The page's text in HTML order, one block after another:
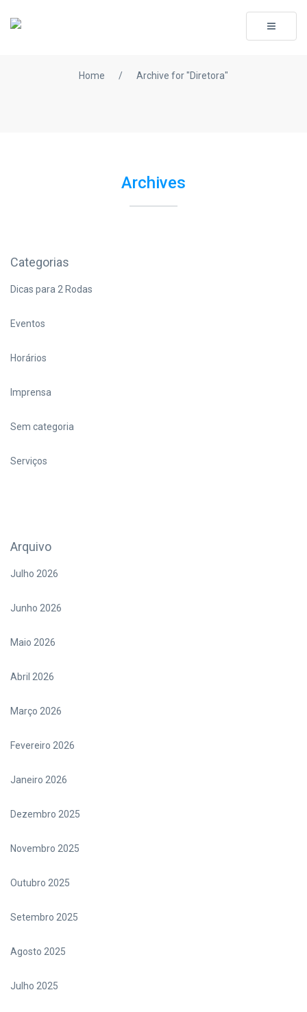
Toggle
Home / Archive for "Diretora"
Archives
Categorias
Dicas para 2 Rodas
Eventos
Horários
Imprensa
Sem categoria
Serviços
Arquivo
Julho 2026
Junho 2026
Maio 2026
Abril 2026
Março 2026
Fevereiro 2026
Janeiro 2026
Dezembro 2025
Novembro 2025
Outubro 2025
Setembro 2025
Agosto 2025
Julho 2025